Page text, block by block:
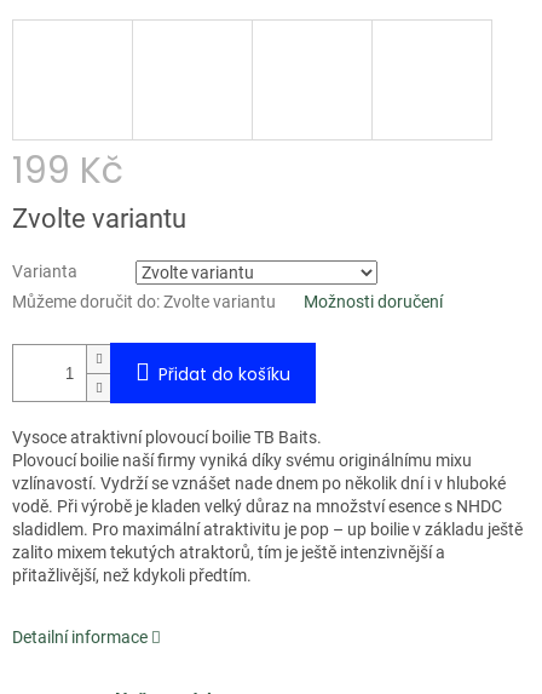
199 Kč
Měrná
cena:
Zvolte variantu
Varianta
Můžeme doručit do:Zvolte variantu Možnosti doručení
Přidat do košíku
Vysoce atraktivní plovoucí boilie TB Baits.
Plovoucí boilie naší firmy vyniká díky svému originálnímu mixu
vzlínavostí. Vydrží se vznášet nade dnem po několik dní i v hluboké
vodě. Při výrobě je kladen velký důraz na množství esence s NHDC
sladidlem. Pro maximální atraktivitu je pop – up boilie v základu ještě
zalito mixem tekutých atraktorů, tím je ještě intenzivnější a
přitažlivější, než kdykoli předtím.
Detailní informace